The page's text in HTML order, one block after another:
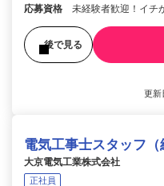
応募資格 未経験者歓迎！イチ
後で見る
更新
電気工事士スタッフ（
大京電気工業株式会社
正社員